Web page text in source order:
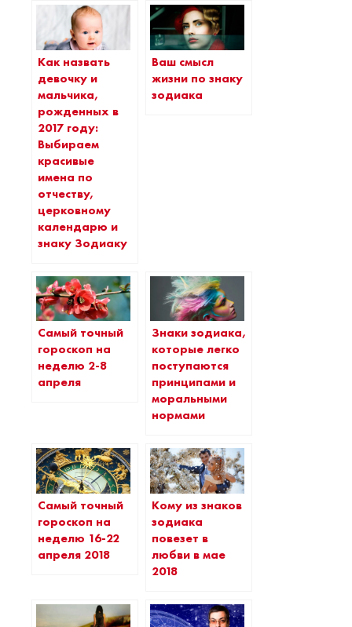
Как назвать
девочку и
мальчика,
рожденных в
2017 году:
Выбираем
красивые
имена по
отчеству,
церковному
календарю и
знаку Зодиаку
Ваш смысл
жизни по знаку
зодиака
Самый точный
гороскоп на
неделю 2-8
апреля
Знаки зодиака,
которые легко
поступаются
принципами и
моральными
нормами
Самый точный
гороскоп на
неделю 16-22
апреля 2018
Кому из знаков
зодиака
повезет в
любви в мае
2018